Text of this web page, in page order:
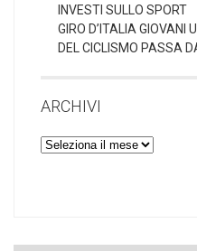
INVESTI SULLO SPORT
GIRO D’ITALIA GIOVANI
DEL CICLISMO PASSA
ARCHIVI
Archivi